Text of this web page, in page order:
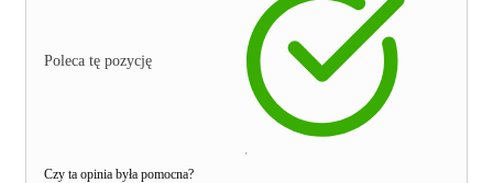
Poleca tę pozycję
Czy ta opinia była pomocna?